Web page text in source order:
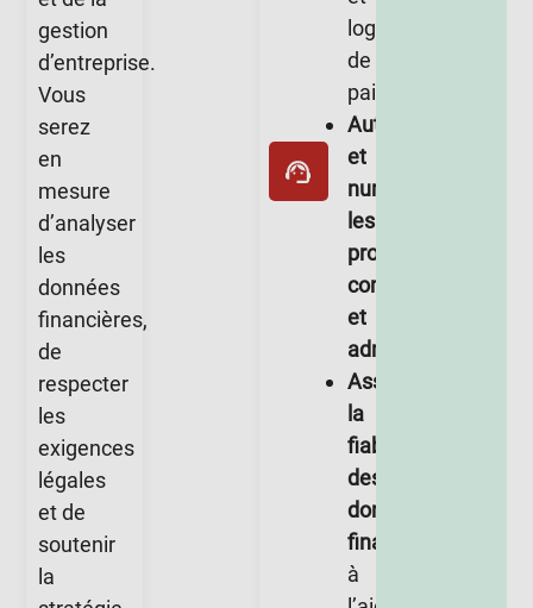
gestion
d’entreprise.
Vous
serez
en
mesure
d’analyser
les
données
financières,
de
respecter
les
exigences
légales
et de
soutenir
la
logiciels
de
paie.
Automatiser
et
numériser
les
processus
comptables
et
administratifs.
Assurer
la
fiabilité
des
données
financières
à